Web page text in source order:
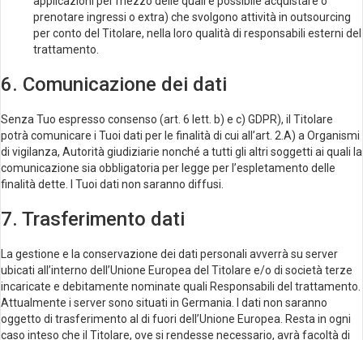
prenotare ingressi o extra) che svolgono attività in outsourcing
per conto del Titolare, nella loro qualità di responsabili esterni del
trattamento.
6. Comunicazione dei dati
Senza Tuo espresso consenso (art. 6 lett. b) e c) GDPR), il Titolare
potrà comunicare i Tuoi dati per le finalità di cui all’art. 2.A) a Organismi
di vigilanza, Autorità giudiziarie nonché a tutti gli altri soggetti ai quali la
comunicazione sia obbligatoria per legge per l’espletamento delle
finalità dette. I Tuoi dati non saranno diffusi.
7. Trasferimento dati
La gestione e la conservazione dei dati personali avverrà su server
ubicati all’interno dell’Unione Europea del Titolare e/o di società terze
incaricate e debitamente nominate quali Responsabili del trattamento.
Attualmente i server sono situati in Germania. I dati non saranno
oggetto di trasferimento al di fuori dell’Unione Europea. Resta in ogni
caso inteso che il Titolare, ove si rendesse necessario, avrà facoltà di